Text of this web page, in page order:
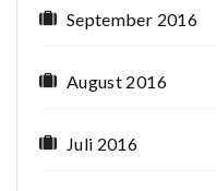
September 2016
August 2016
Juli 2016